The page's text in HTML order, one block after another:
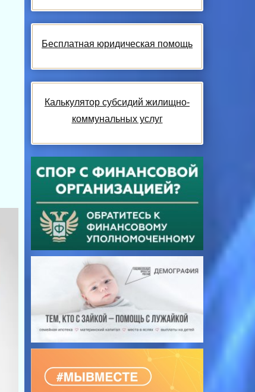
Бесплатная юридическая помощь
Калькулятор субсидий жилищно-
коммунальных услуг